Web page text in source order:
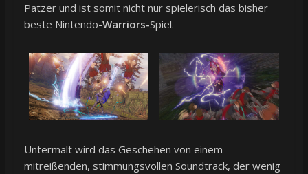
Patzer und ist somit nicht nur spielerisch das bisher
beste Nintendo-Warriors-Spiel.
Untermalt wird das Geschehen von einem
mitreißenden, stimmungsvollen Soundtrack, der wenig